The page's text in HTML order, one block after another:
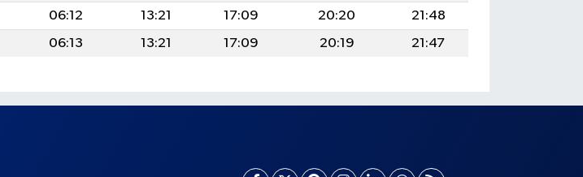
06:12 13:21 17:09 20:20
21:48
06:13 13:21 17:09 20:19 21:47